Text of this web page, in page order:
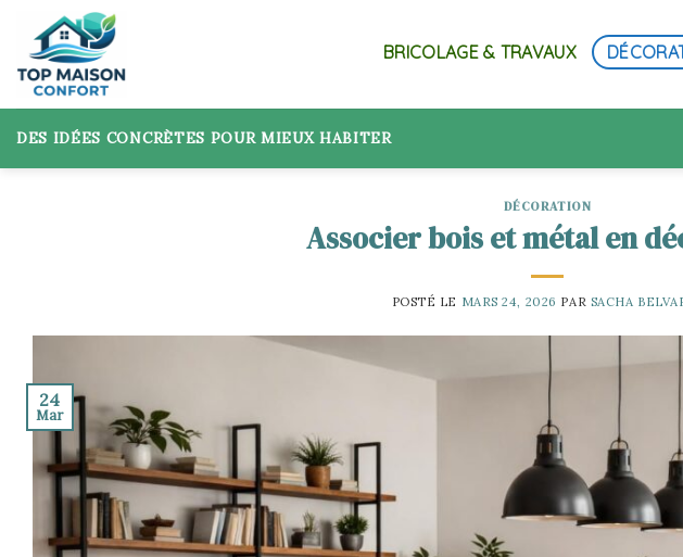
content
BRICOLAGE & TRAVAUX
DES IDÉES CONCRÈTES POUR MIEUX HABITER
DÉCORATION
Associer bois et métal en
POSTÉ LE MARS 24, 2026 PAR SACHA
24
Mar